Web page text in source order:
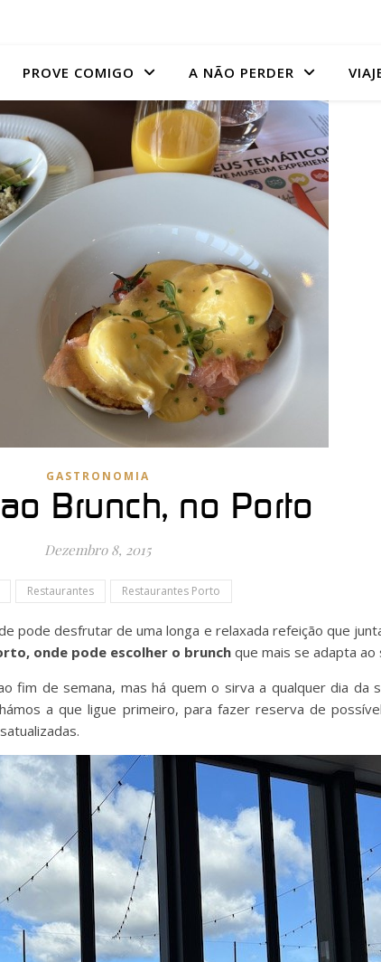
PROVE COMIGO A NÃO PERDER
GASTRONOMIA
Brunch, no Porto
Dezembro 8, 2015
Restaurantes Restaurantes Porto
pode desfrutar de uma longa e relaxada refeição que
onde pode escolher o brunch que mais se adapta ao
fim de semana, mas há quem o sirva a qualquer dia da
a que ligue primeiro, para fazer reserva de